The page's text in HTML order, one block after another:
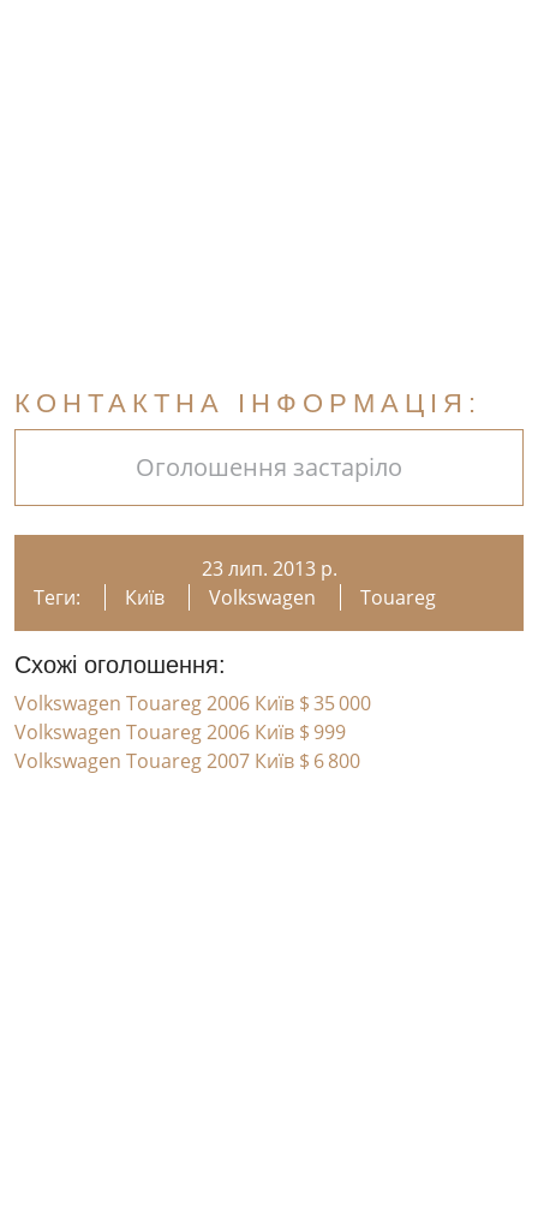
КОНТАКТНА ІНФОРМАЦІЯ:
Оголошення застаріло
23 лип. 2013 р.
Теги:
Київ Volkswagen Touareg
Схожі оголошення:
Volkswagen Touareg 2006 Київ $ 35 000
Volkswagen Touareg 2006 Київ $ 999
Volkswagen Touareg 2007 Київ $ 6 800